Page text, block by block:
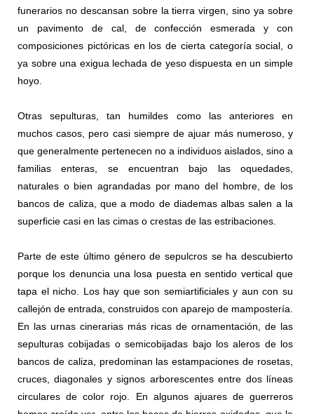
funerarios no descansan sobre la tierra virgen, sino ya sobre
un pavimento de cal, de confección esmerada y con
composiciones pictóricas en los de cierta categoría social, o
ya sobre una exigua lechada de yeso dispuesta en un simple
hoyo.
Otras sepulturas, tan humildes como las anteriores en
muchos casos, pero casi siempre de ajuar más numeroso, y
que generalmente pertenecen no a individuos aislados, sino a
familias enteras, se encuentran bajo las oquedades,
naturales o bien agrandadas por mano del hombre, de los
bancos de caliza, que a modo de diademas albas salen a la
superﬁcie casi en las cimas o crestas de las estribaciones.
Parte de este último género de sepulcros se ha descubierto
porque los denuncia una losa puesta en sentido vertical que
tapa el nicho. Los hay que son semiartiﬁciales y aun con su
callejón de entrada, construidos con aparejo de mampostería.
En las urnas cinerarias más ricas de ornamentación, de las
sepulturas cobijadas o semicobijadas bajo los aleros de los
bancos de caliza, predominan las estampaciones de rosetas,
cruces, diagonales y signos arborescentes entre dos líneas
circulares de color rojo. En algunos ajuares de guerreros